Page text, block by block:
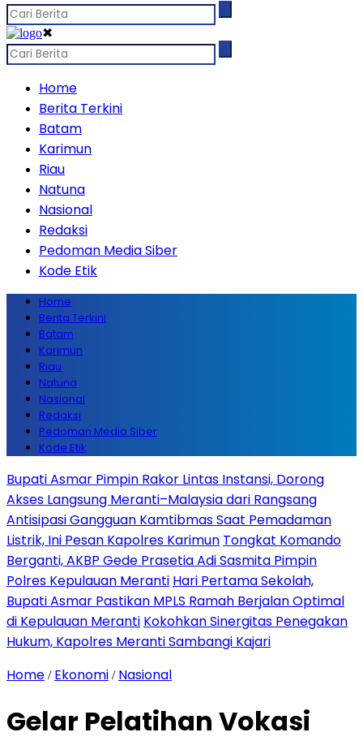
✖
Home
Berita Terkini
Batam
Karimun
Riau
Natuna
Nasional
Redaksi
Pedoman Media Siber
Kode Etik
Home
Berita Terkini
Batam
Karimun
Riau
Natuna
Nasional
Redaksi
Pedoman Media Siber
Kode Etik
Bupati Asmar Pimpin Rakor Lintas Instansi, Dorong
Akses Langsung Meranti–Malaysia dari Rangsang
Antisipasi Gangguan Kamtibmas Saat Pemadaman
Listrik, Ini Pesan Kapolres Karimun Tongkat Komando
Berganti, AKBP Gede Prasetia Adi Sasmita Pimpin
Polres Kepulauan Meranti Hari Pertama Sekolah,
Bupati Asmar Pastikan MPLS Ramah Berjalan Optimal
di Kepulauan Meranti Kokohkan Sinergitas Penegakan
Hukum, Kapolres Meranti Sambangi Kajari
Home / Ekonomi / Nasional
Gelar Pelatihan Vokasi